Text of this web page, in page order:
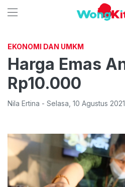
EKONOMI DAN UMKM
Harga Emas
Rp10.000
Nila Ertina - Selasa 10 Agustus